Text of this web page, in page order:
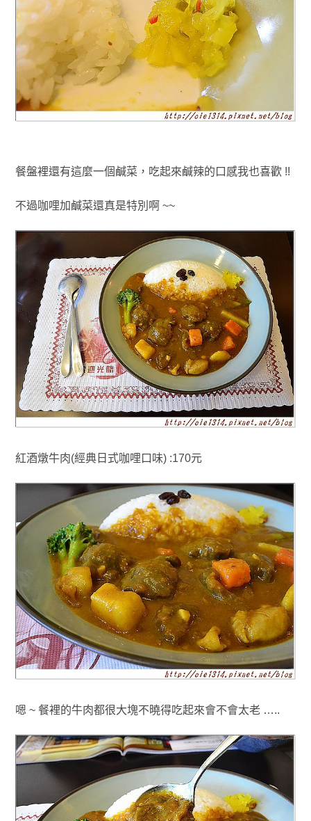
餐盤裡還有這麼一個鹹菜，吃起來鹹辣的口感我也喜歡 !!
不過咖哩加鹹菜還真是特別啊 ~~
紅酒燉牛肉(經典日式咖哩口味) :170元
嗯 ~ 餐裡的牛肉都很大塊不曉得吃起來會不會太老 …..